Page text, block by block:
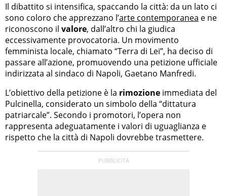
Il dibattito si intensifica, spaccando la città: da un lato ci
sono coloro che apprezzano l’arte contemporanea e ne
riconoscono il valore, dall’altro chi la giudica
eccessivamente provocatoria. Un movimento
femminista locale, chiamato “Terra di Lei”, ha deciso di
passare all’azione, promuovendo una petizione ufficiale
indirizzata al sindaco di Napoli, Gaetano Manfredi.
L’obiettivo della petizione è la rimozione immediata del
Pulcinella, considerato un simbolo della “dittatura
patriarcale”. Secondo i promotori, l’opera non
rappresenta adeguatamente i valori di uguaglianza e
rispetto che la città di Napoli dovrebbe trasmettere.